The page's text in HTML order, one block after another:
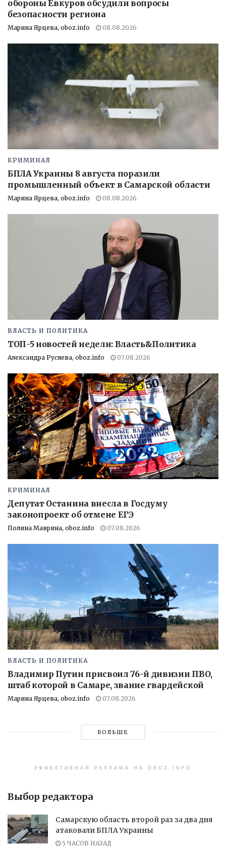
обороны Евкуров обсудили вопросы
безопасности региона
Марина Ярцева, oboz.info 08.08.2026
КРИМИНАЛ
БПЛА Украины 8 августа поразили
промышленный объект в Самарской области
Марина Ярцева, oboz.info 08.08.2026
ВЛАСТЬ И ПОЛИТИКА
ТОП-5 новостей недели: Власть&Политика
Александра Русяева, oboz.info 07.08.2026
КРИМИНАЛ
Депутат Останина внесла в Госдуму
законопроект об отмене ЕГЭ
Полина Маврина, oboz.info 07.08.2026
ВЛАСТЬ И ПОЛИТИКА
Владимир Путин присвоил 76-й дивизии ПВО,
штаб которой в Самаре, звание гвардейской
Марина Ярцева, oboz.info 07.08.2026
БОЛЬШЕ
ЭФФЕКТИВНАЯ РЕКЛАМА НА OBOZ.INFO
Выбор редактора
Самарскую область второй раз за два дня
атаковали БПЛА Украины
5 ЧАСОВ НАЗАД